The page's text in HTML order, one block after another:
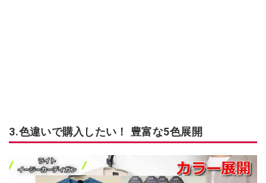
3.色違いで購入したい！ 豊富な5色展開